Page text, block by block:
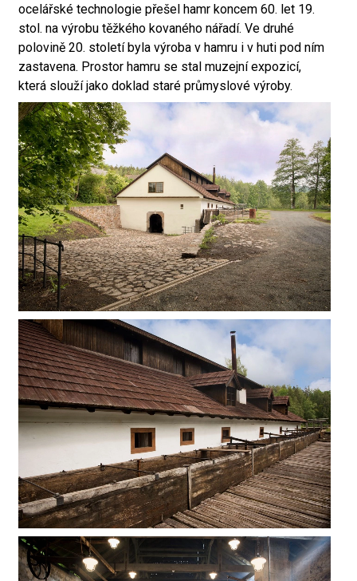
ocelářské technologie přešel hamr koncem 60. let 19.
stol. na výrobu těžkého kovaného nářadí. Ve druhé
polovině 20. století byla výroba v hamru i v huti pod ním
zastavena. Prostor hamru se stal muzejní expozicí,
která slouží jako doklad staré průmyslové výroby.